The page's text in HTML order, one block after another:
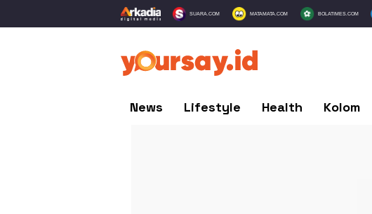
SUARA.COM MATAMATA.COM BOLATIMES.COM
News Lifestyle Health Kolom